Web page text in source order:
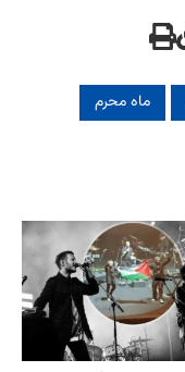
ماه محرم